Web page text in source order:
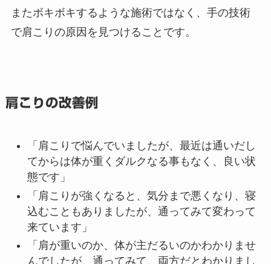
またボキボキするような施術ではなく、手の技術
で肩こりの原因を見つけることです。
肩こりの改善例
「肩こりで悩んでいましたが、最近は通いだし
てからは体が重くダルクなる事もなく、良い状
態です」
「肩こりが強くなると、気分まで悪くなり、寝
込むこともありましたが、通ってみて変わって
来ています」
「肩が重いのか、体が主だるいのかわかりませ
んでしたが、通ってみて、両方だとわかりまし